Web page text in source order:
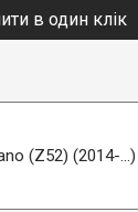
в один клік
(Z52) (2014-...)